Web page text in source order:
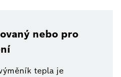
nebo pro
tepla je